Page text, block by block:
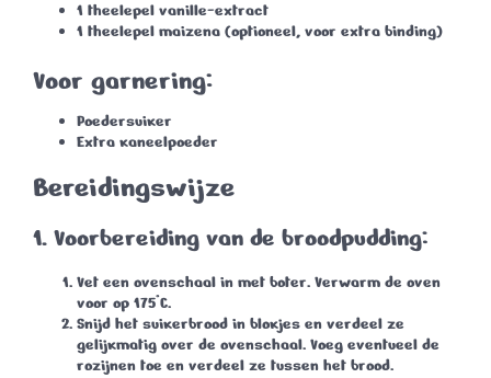
1 theelepel vanille-extract
1 theelepel maizena (optioneel, voor extra binding)
Voor garnering:
Poedersuiker
Extra kaneelpoeder
Bereidingswijze
1. Voorbereiding van de broodpudding:
Vet een ovenschaal in met boter. Verwarm de oven
voor op 175°C.
Snijd het suikerbrood in blokjes en verdeel ze
gelijkmatig over de ovenschaal. Voeg eventueel de
rozijnen toe en verdeel ze tussen het brood.